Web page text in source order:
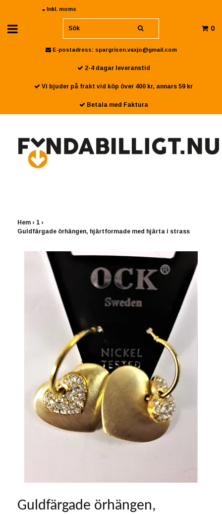
Inkl. moms
0
E-postadress: spargrisen.vaxjo@gmail.com
2-4 dagar leveranstid
Vi bjuder på frakt vid köp över 400 kr, annars 59 kr
Betala med Faktura
Hem › 1 ›
Guldfärgade örhängen, hjärtformade med hjärta i strass
Guldfärgade örhängen,